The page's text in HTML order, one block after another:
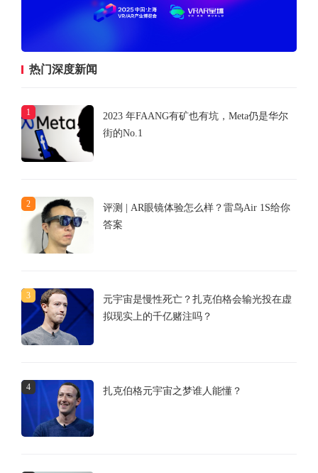
热门深度新闻
1
2023 年FAANG有矿也有坑，Meta仍是华尔
街的No.1
2
评测 | AR眼镜体验怎么样？雷鸟Air 1S给你
答案
3
元宇宙是慢性死亡？扎克伯格会输光投在虚
拟现实上的千亿赌注吗？
4 扎克伯格元宇宙之梦谁人能懂？